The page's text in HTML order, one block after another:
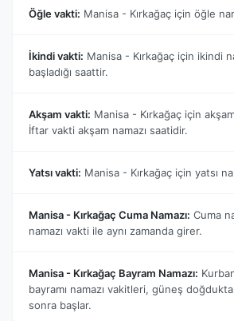
Öğle vakti: Manisa - Kırkağaç için öğle
İkindi vakti: Manisa - Kırkağaç için ikindi
başladığı saattir.
Akşam vakti: Manisa - Kırkağaç için
İftar vakti akşam namazı saatidir.
Yatsı vakti: Manisa - Kırkağaç için yatsı
Manisa - Kırkağaç Cuma Namazı: Cuma
namazı vakti ile aynı zamanda girer.
Manisa - Kırkağaç Bayram Namazı:
bayramı namazı vakitleri, güneş
sonra başlar.